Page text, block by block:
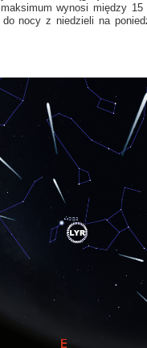
wynosi między
nocy z niedzieli na